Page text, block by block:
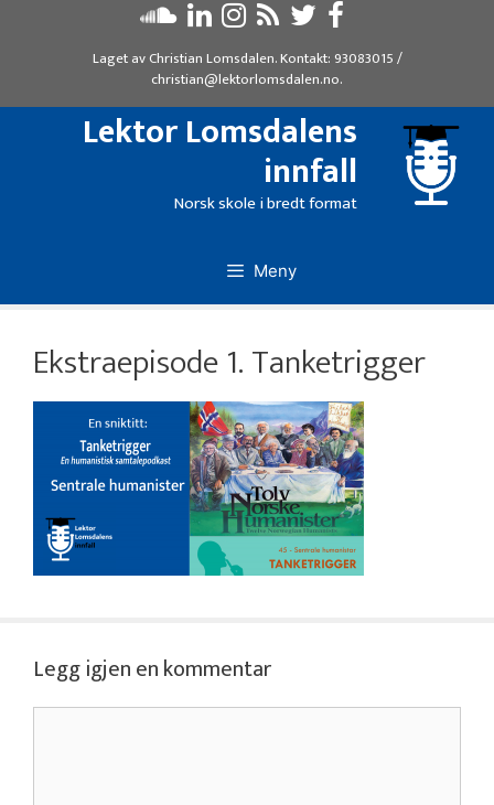
Laget avChristian Lomsdalen. Kontakt: 93083015/
christian@lektorlomsdalen.no.
Lektor Lomsdalens
innfall
Norsk skole i bredt format
Meny
Ekstraepisode 1. Tanketrigger
Legg igjen en kommentar